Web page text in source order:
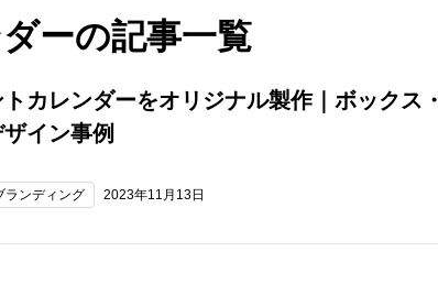
ーの記事一覧
カレンダーをオリジナル製作｜ボックス・
イン事例
ランディング 2023年11月13日